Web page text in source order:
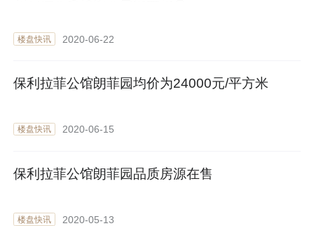
楼盘快讯 2020-06-22
保利拉菲公馆朗菲园均价为24000元/平方米
楼盘快讯 2020-06-15
保利拉菲公馆朗菲园品质房源在售
楼盘快讯 2020-05-13